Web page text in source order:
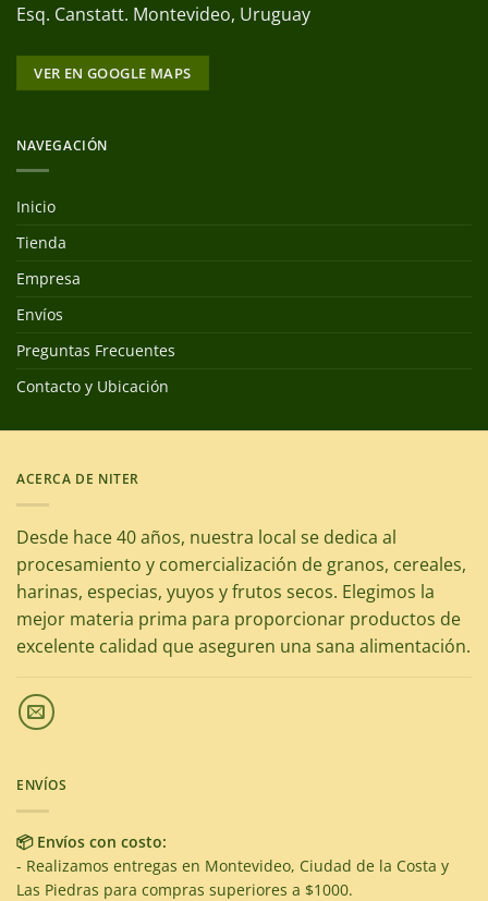
Esq. Canstatt. Montevideo, Uruguay
VER EN GOOGLE MAPS
NAVEGACIÓN
Inicio
Tienda
Empresa
Envíos
Preguntas Frecuentes
Contacto y Ubicación
ACERCA DE NITER
Desde hace 40 años, nuestra local se dedica al
procesamiento y comercialización de granos, cereales,
harinas, especias, yuyos y frutos secos. Elegimos la
mejor materia prima para proporcionar productos de
excelente calidad que aseguren una sana alimentación.
ENVÍOS
📦 Envíos con costo:
- Realizamos entregas en Montevideo, Ciudad de la Costa y
Las Piedras para compras superiores a $1000.